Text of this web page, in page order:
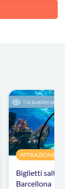
No puedes
ATTRAZIONI E
Biglietti salta
Barcellona